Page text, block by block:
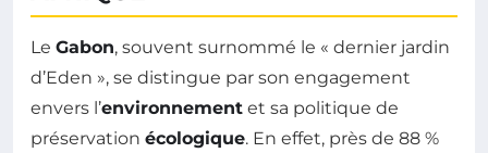
Le Gabon, souvent surnommé le « dernier jardin
d’Eden », se distingue par son engagement
envers l’environnement et sa politique de
préservation écologique. En effet, près de 88 %